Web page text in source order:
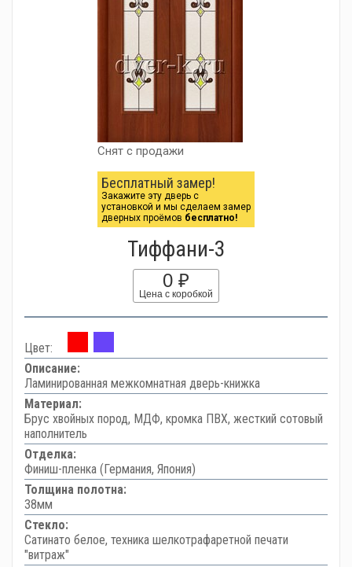
Снят с продажи
Бесплатный замер!
Закажите эту дверь с
установкой и мы сделаем замер
дверных проёмов бесплатно!
Тиффани-3
0 ₽
Цена с коробкой
Цвет:
Описание:
Ламинированная межкомнатная дверь-книжка
Материал:
Брус хвойных пород, МДФ, кромка ПВХ, жесткий сотовый
наполнитель
Отделка:
Финиш-пленка (Германия, Япония)
Толщина полотна:
38мм
Стекло:
Сатинато белое, техника шелкотрафаретной печати
"витраж"